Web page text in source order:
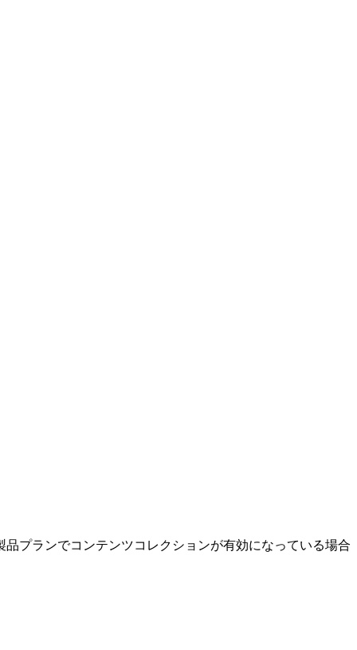
プランでコンテンツコレクションが有効になっている場合